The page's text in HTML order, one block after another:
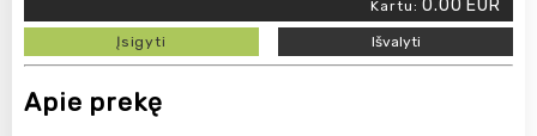
Kartu:0.00 EUR
Įsigyti Išvalyti
Apie prekę